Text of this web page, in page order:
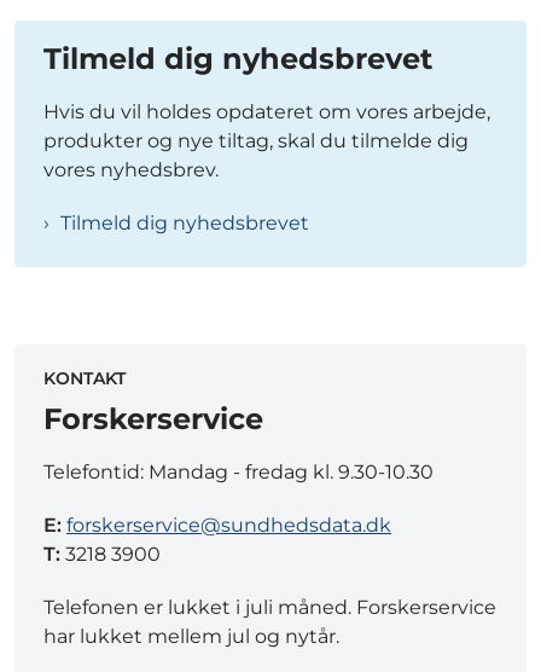
Tilmeld dig nyhedsbrevet
Hvis du vil holdes opdateret om vores arbejde,
produkter og nye tiltag, skal du tilmelde dig
vores nyhedsbrev.
Tilmeld dig nyhedsbrevet
KONTAKT
Forskerservice
Telefontid: Mandag - fredag kl. 9.30-10.30
E: forskerservice@sundhedsdata.dk
T: 3218 3900
Telefonen er lukket i juli måned. Forskerservice
har lukket mellem jul og nytår.